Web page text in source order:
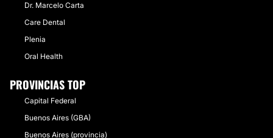
Dr. Marcelo Carta
Care Dental
Plenia
Oral Health
PROVINCIAS TOP
Capital Federal
Buenos Aires (GBA)
Buenos Aires (provincia)